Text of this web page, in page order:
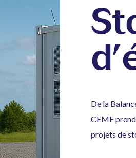
De la
CEME
projets de